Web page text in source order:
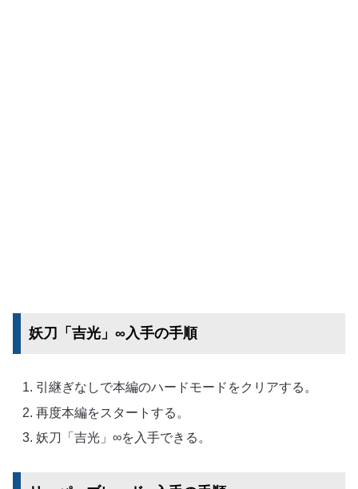
妖刀「吉光」∞入手の手順
引継ぎなしで本編のハードモードをクリアする。
再度本編をスタートする。
妖刀「吉光」∞を入手できる。